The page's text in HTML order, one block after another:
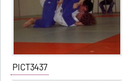
PICT3437